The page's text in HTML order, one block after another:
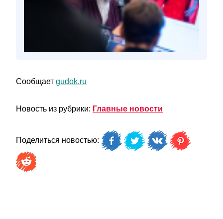
Сообщает gudok.ru
Новость из рубрики: Главные новости
Поделиться новостью: